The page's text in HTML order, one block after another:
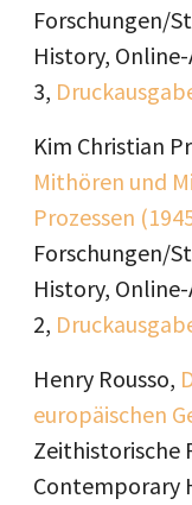
Forschungen/
History,
3,
Kim Christian
Mithören und
Prozessen
Forschungen/
History,
2,
Henry Rousso,
europäischen
Zeithistorische
Contemporary